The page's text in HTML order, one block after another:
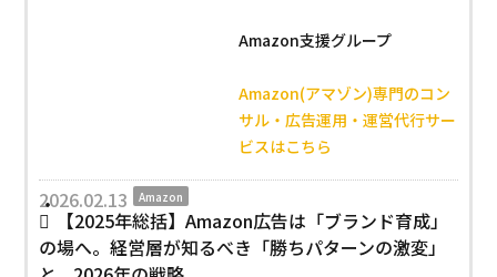
Amazon支援グループ
Amazon(アマゾン)専門のコン
サル・広告運用・運営代行サー
ビスはこちら
2026.02.13 Amazon
【2025年総括】Amazon広告は「ブランド育成」
の場へ。経営層が知るべき「勝ちパターンの激変」